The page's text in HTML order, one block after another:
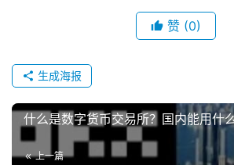
赞 (0)
生成海报
什么是数字货币交易所？国内能用什
上一篇